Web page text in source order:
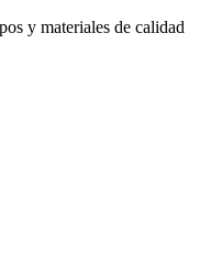
y materiales de calidad